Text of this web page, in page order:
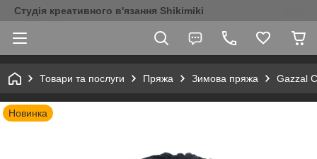
Студія креативного в'язання Shikimiki
Товари та послуги Пряжа Зимова пряжа Gazzal
Новинка